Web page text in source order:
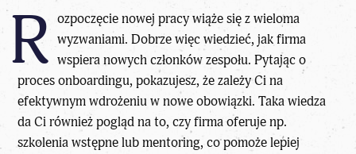
R ozpoczęcie nowej pracy wiąże się z wieloma
wyzwaniami. Dobrze więc wiedzieć, jak firma
wspiera nowych członków zespołu. Pytając o
proces onboardingu, pokazujesz, że zależy Ci na
efektywnym wdrożeniu w nowe obowiązki. Taka wiedza
da Ci również pogląd na to, czy firma oferuje np.
szkolenia wstępne lub mentoring, co pomoże lepiej